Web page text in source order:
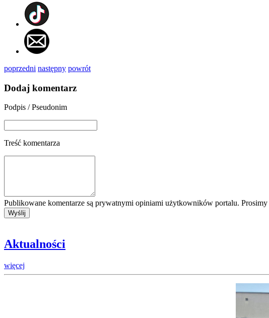
poprzedni następny powrót
Dodaj komentarz
Podpis / Pseudonim
Treść komentarza
Publikowane komentarze są prywatnymi opiniami użytkowników portalu. Prosimy
Aktualności
więcej